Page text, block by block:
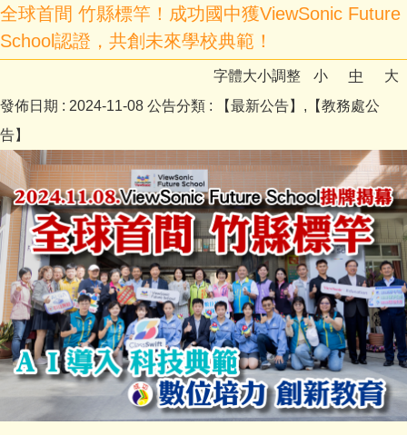
全球首間 竹縣標竿！成功國中獲ViewSonic Future
School認證，共創未來學校典範！
字體大小調整 小 中
大
發佈日期 : 2024-11-08 公告分類 :
【最新公告】,【教務處公
告】